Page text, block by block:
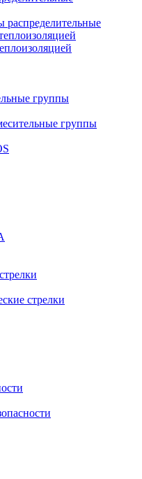
распределительные
группы
группы
стрелки